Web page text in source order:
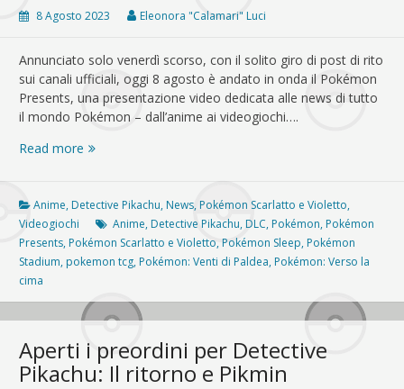
le
tra
i
media
8 Agosto 2023 Eleonora "Calamari" Luci
Annunciato solo venerdì scorso, con il solito giro di post di rito
sui canali ufficiali, oggi 8 agosto è andato in onda il Pokémon
Presents, una presentazione video dedicata alle news di tutto
il mondo Pokémon – dall’anime ai videogiochi….
Read more Pokémon
DLC
due
nuove
animate
Anime, Detective Pikachu, News, Pokémon Scarlatto e Violetto,
Videogiochi
Anime, Detective Pikachu,DLC, Pokémon, Pokémon
Presents, Pokémon Scarlatto e Violetto,Pokémon Sleep, Pokémon
Stadium, pokemon tcg, Pokémon: Venti di Paldea, Pokémon: Verso la
cima
Aperti i preordini per Detective
Pikachu: Il ritorno e Pikmin